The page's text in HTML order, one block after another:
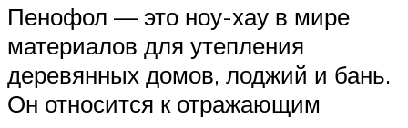
Пенофол — это ноу-хау в мире
материалов для утепления
деревянных домов, лоджий и бань.
Он относится к отражающим